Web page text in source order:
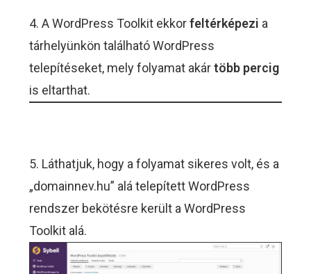
4. A WordPress Toolkit ekkorfeltérképezi a
tárhelyünkön található WordPress
telepítéseket, mely folyamat akártöbb percig
is eltarthat.
5. Láthatjuk, hogy a folyamat sikeres volt, és a
„domainnev.hu” alá telepített WordPress
rendszer bekötésre került a WordPress
Toolkit alá.